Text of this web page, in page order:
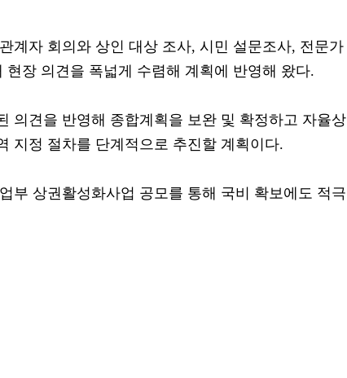
계자 회의와 상인 대상 조사, 시민 설문조사, 전문가
현장 의견을 폭넓게 수렴해 계획에 반영해 왔다.
의견을 반영해 종합계획을 보완 및 확정하고 자율상
지정 절차를 단계적으로 추진할 계획이다.
부 상권활성화사업 공모를 통해 국비 확보에도 적극